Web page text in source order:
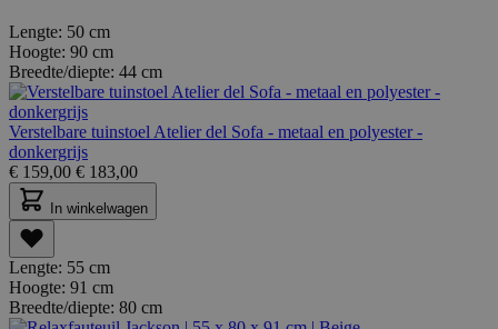
Lengte: 50 cm
Hoogte: 90 cm
Breedte/diepte: 44 cm
Verstelbare tuinstoel Atelier del Sofa - metaal en polyester -
donkergrijs
€ 159,00 € 183,00
In winkelwagen
Lengte: 55 cm
Hoogte: 91 cm
Breedte/diepte: 80 cm